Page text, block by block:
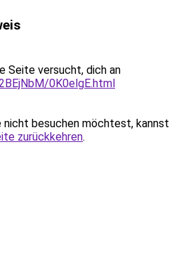
Seite versucht, dich an
0K0elgE.html
nicht besuchen möchtest, kannst
zurückkehren.